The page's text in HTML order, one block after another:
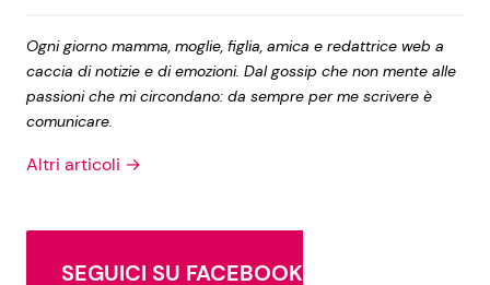
Ogni giorno mamma, moglie, figlia, amica e redattrice web a
caccia di notizie e di emozioni. Dal gossip che non mente alle
passioni che mi circondano: da sempre per me scrivere è
comunicare.
Altri articoli →
SEGUICI SU FACEBOOK